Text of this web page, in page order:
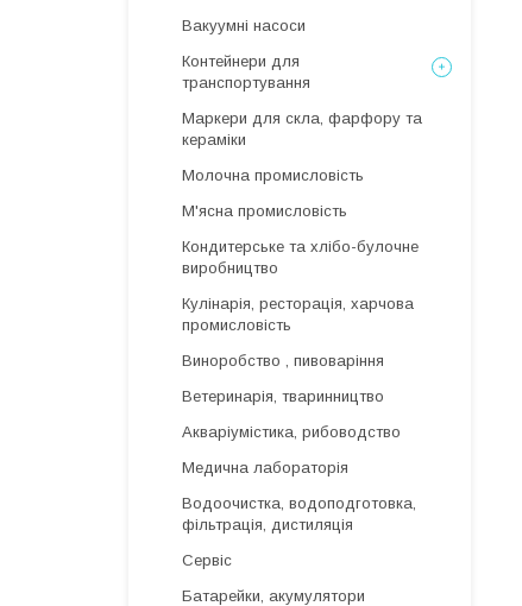
Вакуумні насоси
Контейнери для
транспортування
Маркери для скла, фарфору та
кераміки
Молочна промисловість
М'ясна промисловість
Кондитерське та хлібо-булочне
виробництво
Кулінарія, ресторація, харчова
промисловість
Виноробство , пивоваріння
Ветеринарія, тваринництво
Акваріумістика, рибоводство
Медична лабораторія
Водоочистка, водоподготовка,
фільтрація, дистиляція
Сервіс
Батарейки, акумулятори